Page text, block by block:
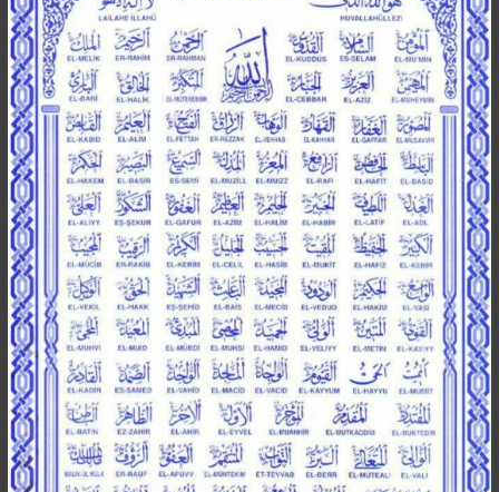
Übersichten
Besucht Teilgenommen Alle Neue Geschlossen
Lesenswert Schlüsselwörter